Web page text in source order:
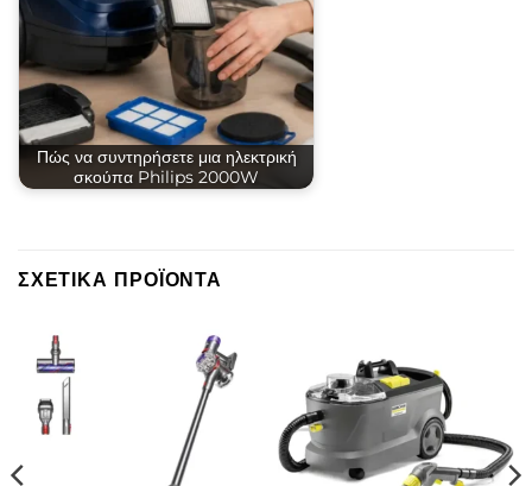
Πώς να συντηρήσετε μια ηλεκτρική
σκούπα Philips 2000W
ΣΧΕΤΙΚΆ ΠΡΟΪΌΝΤΑ